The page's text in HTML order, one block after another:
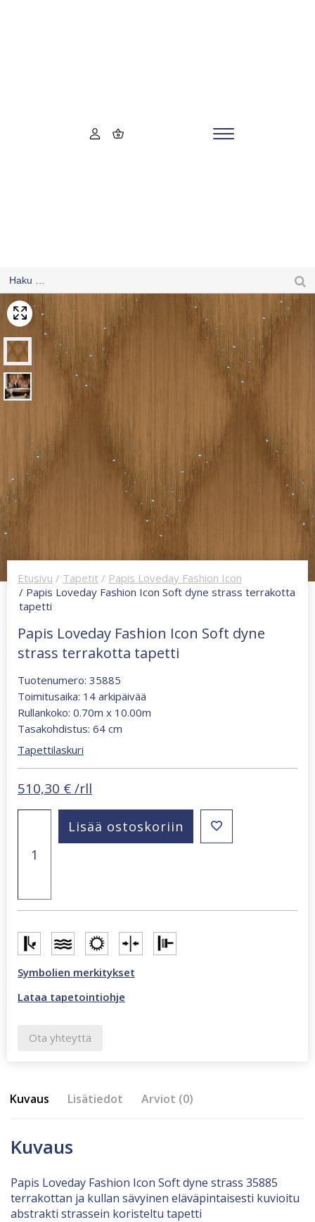
Etusivu / Tapetit / Papis Loveday Fashion Icon
/ Papis Loveday Fashion Icon Soft dyne strass terrakotta
tapetti
Papis Loveday Fashion Icon Soft dyne
strass terrakotta tapetti
Tuotenumero: 35885
Toimitusaika: 14 arkipäivää
Rullankoko: 0.70m x 10.00m
Tasakohdistus: 64 cm
Tapettilaskuri
510,30 € /rll
Icon
strass
terrakotta
määrä
Lisää ostoskoriin
Symbolien merkitykset
Lataa tapetointiohje
Ota yhteyttä
Kuvaus Lisätiedot Arviot (0)
Kuvaus
Papis Loveday Fashion Icon Soft dyne strass 35885
terrakottan ja kullan sävyinen eläväpintaisesti kuvioitu
abstrakti strassein koristeltu tapetti